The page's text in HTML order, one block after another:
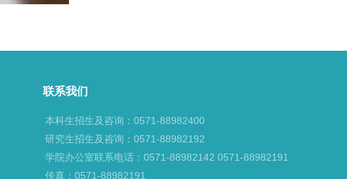
联系我们
本科生招生及咨询：0571-88982400
研究生招生及咨询：0571-88982192
学院办公室联系电话：0571-88982142 0571-88982191
传真：0571-88982191